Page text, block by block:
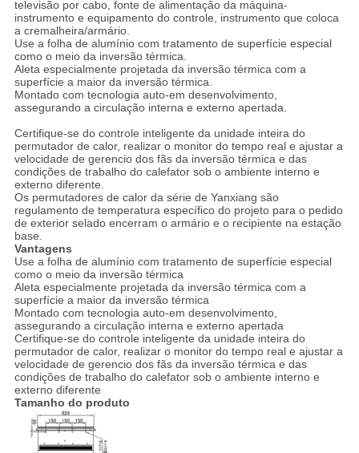
televisão por cabo, fonte de alimentação da máquina-
instrumento e equipamento do controle, instrumento que coloca
a cremalheira/armário.
Use a folha de alumínio com tratamento de superfície especial
como o meio da inversão térmica.
Aleta especialmente projetada da inversão térmica com a
superfície a maior da inversão térmica.
Montado com tecnologia auto-em desenvolvimento,
assegurando a circulação interna e externo apertada.
Certifique-se do controle inteligente da unidade inteira do
permutador de calor, realizar o monitor do tempo real e ajustar a
velocidade de gerencio dos fãs da inversão térmica e das
condições de trabalho do calefator sob o ambiente interno e
externo diferente.
Os permutadores de calor da série de Yanxiang são
regulamento de temperatura específico do projeto para o pedido
de exterior selado encerram o armário e o recipiente na estação
base.
Vantagens
Use a folha de alumínio com tratamento de superfície especial
como o meio da inversão térmica
Aleta especialmente projetada da inversão térmica com a
superfície a maior da inversão térmica
Montado com tecnologia auto-em desenvolvimento,
assegurando a circulação interna e externo apertada
Certifique-se do controle inteligente da unidade inteira do
permutador de calor, realizar o monitor do tempo real e ajustar a
velocidade de gerencio dos fãs da inversão térmica e das
condições de trabalho do calefator sob o ambiente interno e
externo diferente
Tamanho do produto